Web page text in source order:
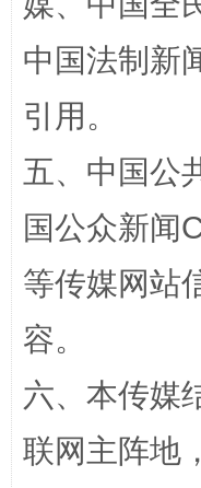
招工难、用
中国法制新
引用。
五、中国公
国公众新闻
等传媒网站
容。
六、本传媒
联网主阵地